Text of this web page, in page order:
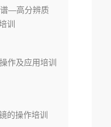
—高分辨质
训
作及应用培训
的操作培训